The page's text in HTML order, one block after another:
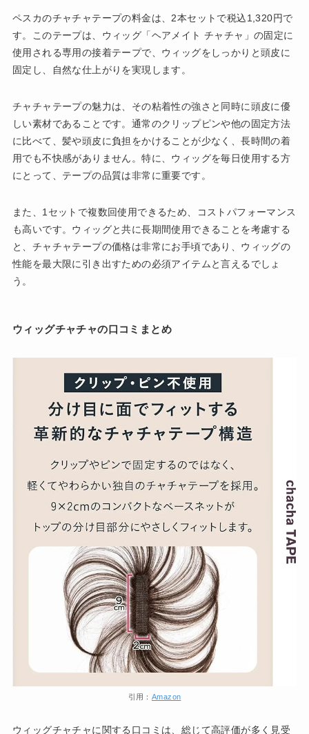
ペスカのチャチャテープの料金は、2本セットで税込1,320円で
す。このテープは、ウィッグ「ヘアメイト チャチャ」の固定に
使用される専用の接着テープで、ウィッグをしっかりと頭皮に
固定し、自然な仕上がりを実現します。
チャチャテープの魅力は、その粘着性の強さと同時に頭皮に優
しい素材であることです。通常のクリップピンや他の固定方法
に比べて、髪や頭皮に負担をかけることが少なく、長時間の着
用でも不快感がありません。特に、ウィッグを毎日使用する方
にとって、テープの品質は非常に重要です。
また、1セットで複数回使用できるため、コストパフォーマンス
も高いです。ウィッグと共に長期間使用できることを考慮する
と、チャチャテープの価格は非常にお手頃であり、ウィッグの
性能を最大限に引き出すための必須アイテムと言えるでしょ
う。
ウィッグチャチャの口コミまとめ
引用： Amazon
ウィッグチャチャに関する口コミは、総じて高評価が多く見受